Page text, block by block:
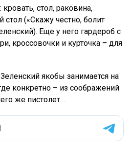
кровать, стол, раковина,
(«Скажу честно, болит
Еще у него гардероб с
кроссовочки и курточка – для
якобы занимается на
конкретно – из соображений
же пистолет…